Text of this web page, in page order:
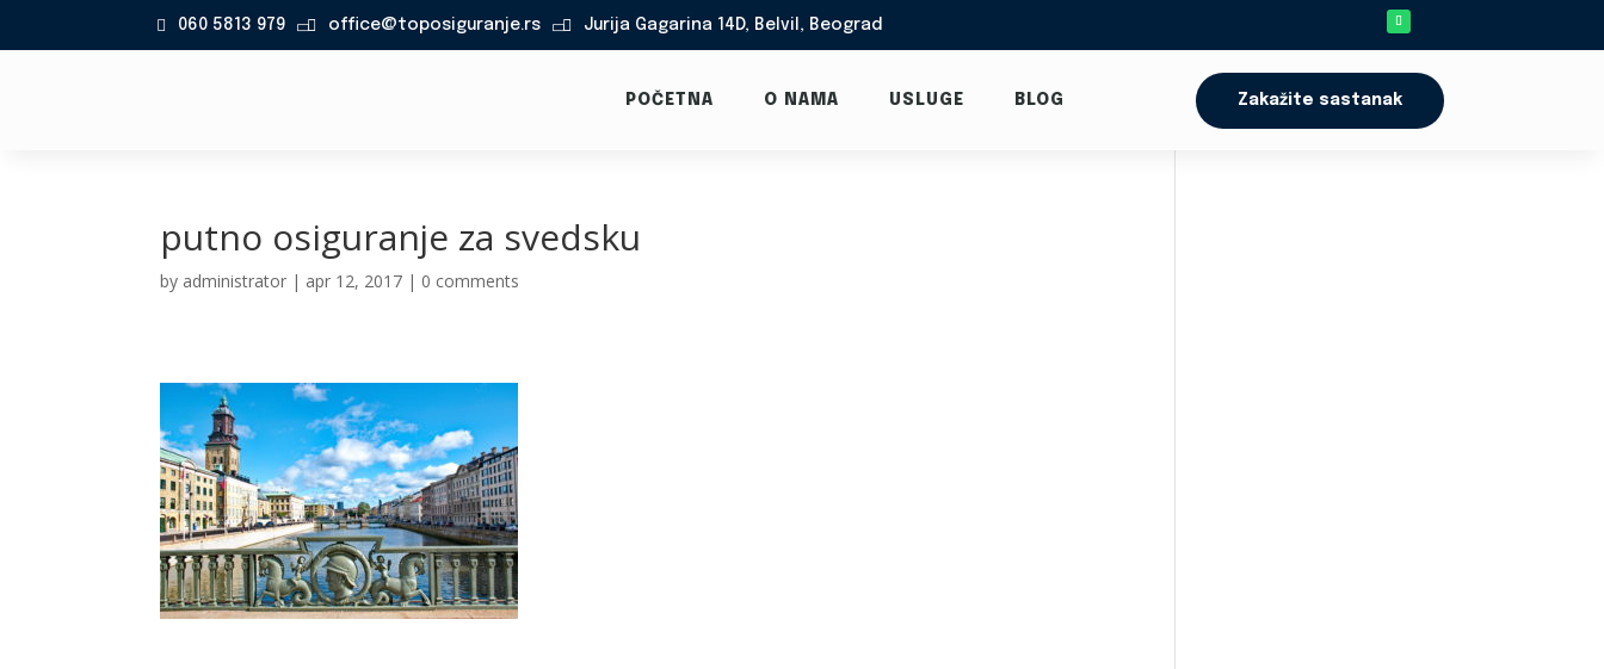
060 5813 979  office@toposiguranje.rs  Jurija Gagarina 14D, Belvil, Beograd
POČETNA O NAMA USLUGE BLOG Zakažite sastanak
putno osiguranje za svedsku
by administrator | apr 12, 2017 | 0 comments